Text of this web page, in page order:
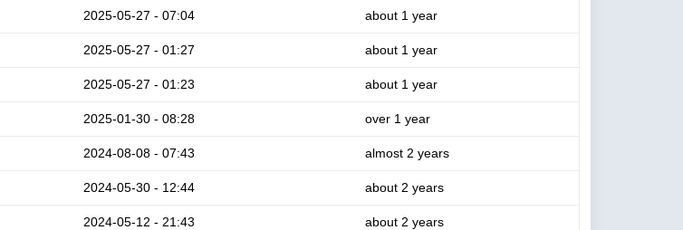
2025-05-27 - 07:04 about 1 year
2025-05-27 - 01:27 about 1 year
2025-05-27 - 01:23 about 1 year
2025-01-30 - 08:28 over 1 year
2024-08-08 - 07:43 almost 2 years
2024-05-30 - 12:44 about 2 years
2024-05-12 - 21:43 about 2 years